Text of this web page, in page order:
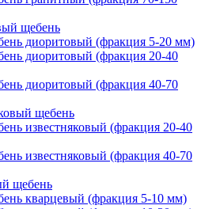
щебень
диоритовый (фракция 5-20 мм)
диоритовый (фракция 20-40
диоритовый (фракция 40-70
щебень
известняковый (фракция 20-40
известняковый (фракция 40-70
щебень
кварцевый (фракция 5-10 мм)